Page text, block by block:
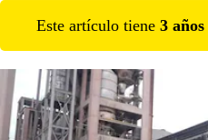
Este artículo tiene 3 años